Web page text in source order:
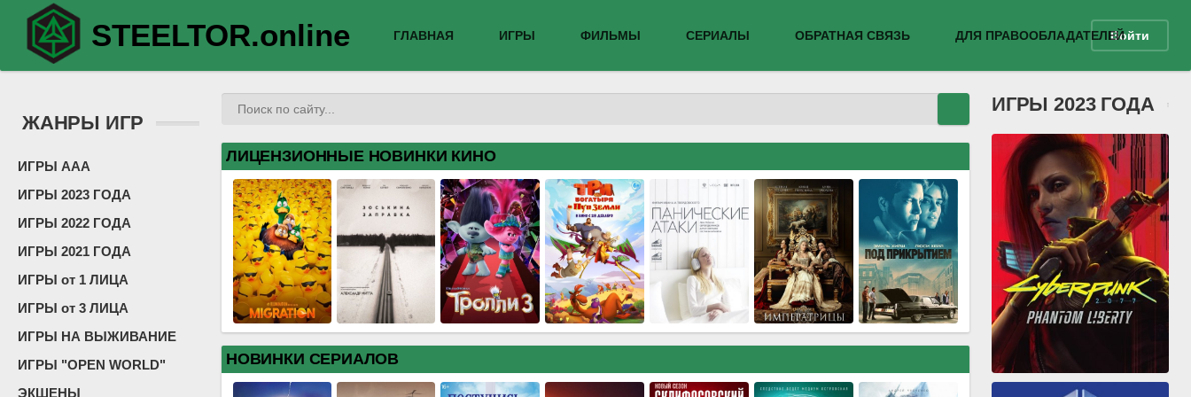
STEELTOR.online ГЛАВНАЯ ИГРЫ ФИЛЬМЫ СЕРИАЛЫ ОБРАТНАЯ СВЯЗЬ ДЛЯ ПРАВООБЛАДАТЕЛЕЙВойти
ЖАНРЫ ИГР
ИГРЫ ААА
ИГРЫ 2023 ГОДА
ИГРЫ 2022 ГОДА
ИГРЫ 2021 ГОДА
ИГРЫ от 1 ЛИЦА
ИГРЫ от 3 ЛИЦА
ИГРЫ НА ВЫЖИВАНИЕ
ИГРЫ "OPEN WORLD"
ЭКШЕНЫ
ЛИЦЕНЗИОННЫЕ НОВИНКИ КИНО
НОВИНКИ СЕРИАЛОВ
ИГРЫ 2023 ГОДА